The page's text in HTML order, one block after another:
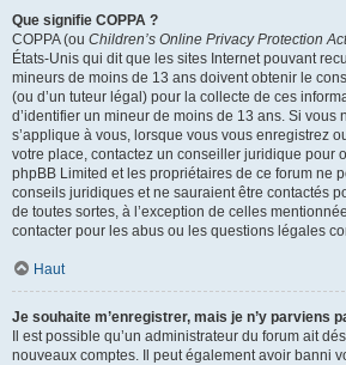
Que signifie COPPA ?
COPPA (ou Children’s Online Privacy Protection Act
États-Unis qui dit que les sites Internet pouvant
mineurs de moins de 13 ans doivent obtenir le
(ou d’un tuteur légal) pour la collecte de ces
d’identifier un mineur de moins de 13 ans. Si vous
s’applique à vous, lorsque vous vous enregistrez
votre place, contactez un conseiller juridique pour
phpBB Limited et les propriétaires de ce forum ne
conseils juridiques et ne sauraient être contactés
de toutes sortes, à l’exception de celles
contacter pour les abus ou les questions légales
Haut
Je souhaite m’enregistrer, mais je n’y parviens
Il est possible qu’un administrateur du forum ait
nouveaux comptes. Il peut également avoir banni